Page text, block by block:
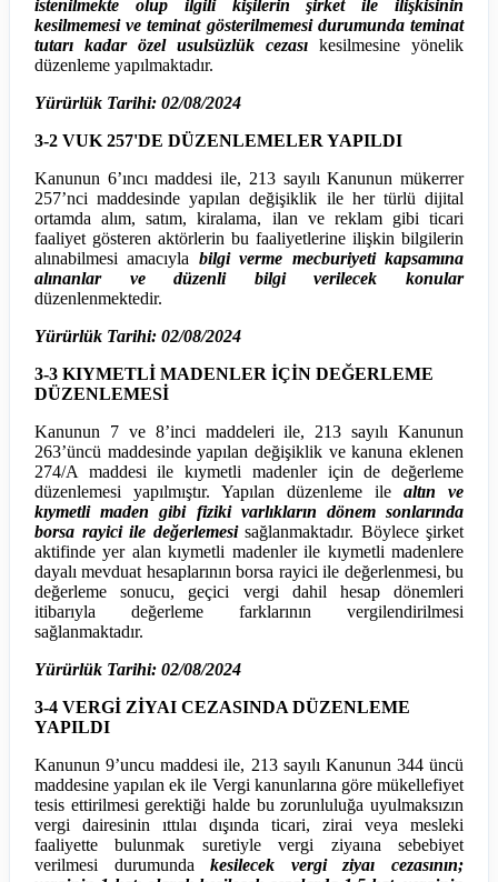
istenilmekte olup ilgili kişilerin şirket ile ilişkisinin
kesilmemesi ve teminat gösterilmemesi durumunda teminat
tutarı kadar özel usulsüzlük cezası kesilmesine yönelik
düzenleme yapılmaktadır.
Yürürlük Tarihi: 02/08/2024
3-2 VUK 257'DE DÜZENLEMELER YAPILDI
Kanunun 6’ıncı maddesi ile, 213 sayılı Kanunun mükerrer
257’nci maddesinde yapılan değişiklik ile her türlü dijital
ortamda alım, satım, kiralama, ilan ve reklam gibi ticari
faaliyet gösteren aktörlerin bu faaliyetlerine ilişkin bilgilerin
alınabilmesi amacıyla bilgi verme mecburiyeti kapsamına
alınanlar ve düzenli bilgi verilecek konular
düzenlenmektedir.
Yürürlük Tarihi: 02/08/2024
3-3 KIYMETLİ MADENLER İÇİN DEĞERLEME
DÜZENLEMESİ
Kanunun 7 ve 8’inci maddeleri ile, 213 sayılı Kanunun
263’üncü maddesinde yapılan değişiklik ve kanuna eklenen
274/A maddesi ile kıymetli madenler için de değerleme
düzenlemesi yapılmıştır. Yapılan düzenleme ile altın ve
kıymetli maden gibi fiziki varlıkların dönem sonlarında
borsa rayici ile değerlemesisağlanmaktadır. Böylece şirket
aktifinde yer alan kıymetli madenler ile kıymetli madenlere
dayalı mevduat hesaplarının borsa rayici ile değerlenmesi, bu
değerleme sonucu, geçici vergi dahil hesap dönemleri
itibarıyla değerleme farklarının vergilendirilmesi
sağlanmaktadır.
Yürürlük Tarihi: 02/08/2024
3-4 VERGİ ZİYAI CEZASINDA DÜZENLEME
YAPILDI
Kanunun 9’uncu maddesi ile, 213 sayılı Kanunun 344 üncü
maddesine yapılan ek ile Vergi kanunlarına göre mükellefiyet
tesis ettirilmesi gerektiği halde bu zorunluluğa uyulmaksızın
vergi dairesinin ıttılaı dışında ticari, zirai veya mesleki
faaliyette bulunmak suretiyle vergi ziyaına sebebiyet
verilmesi durumundakesilecek vergi ziyaı cezasının;